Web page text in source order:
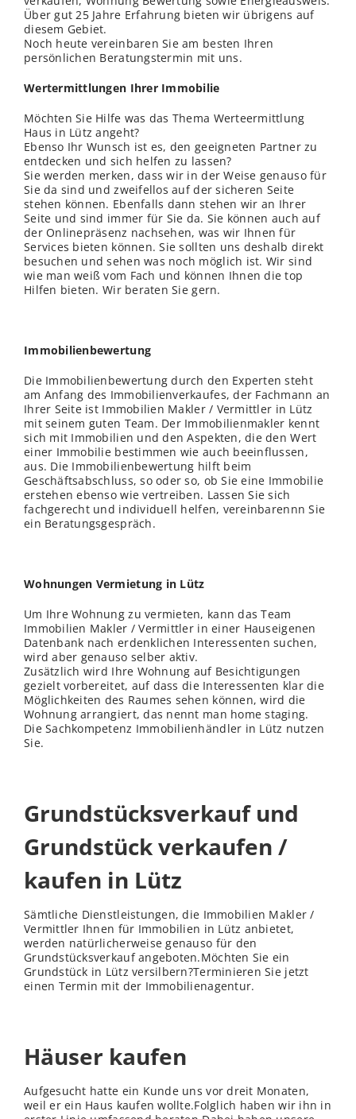
Über gut 25 Jahre Erfahrung bieten wir übrigens auf
diesem Gebiet.
Noch heute vereinbaren Sie am besten Ihren
persönlichen Beratungstermin mit uns.
Wertermittlungen Ihrer Immobilie
Möchten Sie Hilfe was das Thema Werteermittlung
Haus in Lütz angeht?
Ebenso Ihr Wunsch ist es, den geeigneten Partner zu
entdecken und sich helfen zu lassen?
Sie werden merken, dass wir in der Weise genauso für
Sie da sind und zweifellos auf der sicheren Seite
stehen können. Ebenfalls dann stehen wir an Ihrer
Seite und sind immer für Sie da. Sie können auch auf
der Onlinepräsenz nachsehen, was wir Ihnen für
Services bieten können. Sie sollten uns deshalb direkt
besuchen und sehen was noch möglich ist. Wir sind
wie man weiß vom Fach und können Ihnen die top
Hilfen bieten. Wir beraten Sie gern.
Immobilienbewertung
Die Immobilienbewertung durch den Experten steht
am Anfang des Immobilienverkaufes, der Fachmann an
Ihrer Seite ist Immobilien Makler / Vermittler in Lütz
mit seinem guten Team. Der Immobilienmakler kennt
sich mit Immobilien und den Aspekten, die den Wert
einer Immobilie bestimmen wie auch beeinflussen,
aus. Die Immobilienbewertung hilft beim
Geschäftsabschluss, so oder so, ob Sie eine Immobilie
erstehen ebenso wie vertreiben. Lassen Sie sich
fachgerecht und individuell helfen, vereinbarennn Sie
ein Beratungsgespräch.
Wohnungen Vermietung in Lütz
Um Ihre Wohnung zu vermieten, kann das Team
Immobilien Makler / Vermittler in einer Hauseigenen
Datenbank nach erdenklichen Interessenten suchen,
wird aber genauso selber aktiv.
Zusätzlich wird Ihre Wohnung auf Besichtigungen
gezielt vorbereitet, auf dass die Interessenten klar die
Möglichkeiten des Raumes sehen können, wird die
Wohnung arrangiert, das nennt man home staging.
Die Sachkompetenz Immobilienhändler in Lütz nutzen
Sie.
Grundstücksverkauf und
Grundstück verkaufen /
kaufen in Lütz
Sämtliche Dienstleistungen, die Immobilien Makler /
Vermittler Ihnen für Immobilien in Lütz anbietet,
werden natürlicherweise genauso für den
Grundstücksverkauf angeboten.Möchten Sie ein
Grundstück in Lütz versilbern?Terminieren Sie jetzt
einen Termin mit der Immobilienagentur.
Häuser kaufen
Aufgesucht hatte ein Kunde uns vor dreit Monaten,
weil er ein Haus kaufen wollte.Folglich haben wir ihn in